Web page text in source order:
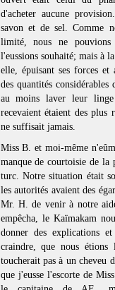
d'acheter aucune
savon et de sel. Comme
limité, nous ne
l'eussions souhaité; mais à
elle, épuisant ses forces et
des quantités
au moins laver leur
recevaient étaient des plus
ne suffisait jamais.
Miss B. et moi-même
manque de courtoisie de
turc. Notre situation était
les autorités avaient des
Mr. H. de venir à notre
empêcha, le Kaïmakam
donner des explications
craindre, que nous étions
toucherait pas à un cheveu
que j'eusse l'escorte de